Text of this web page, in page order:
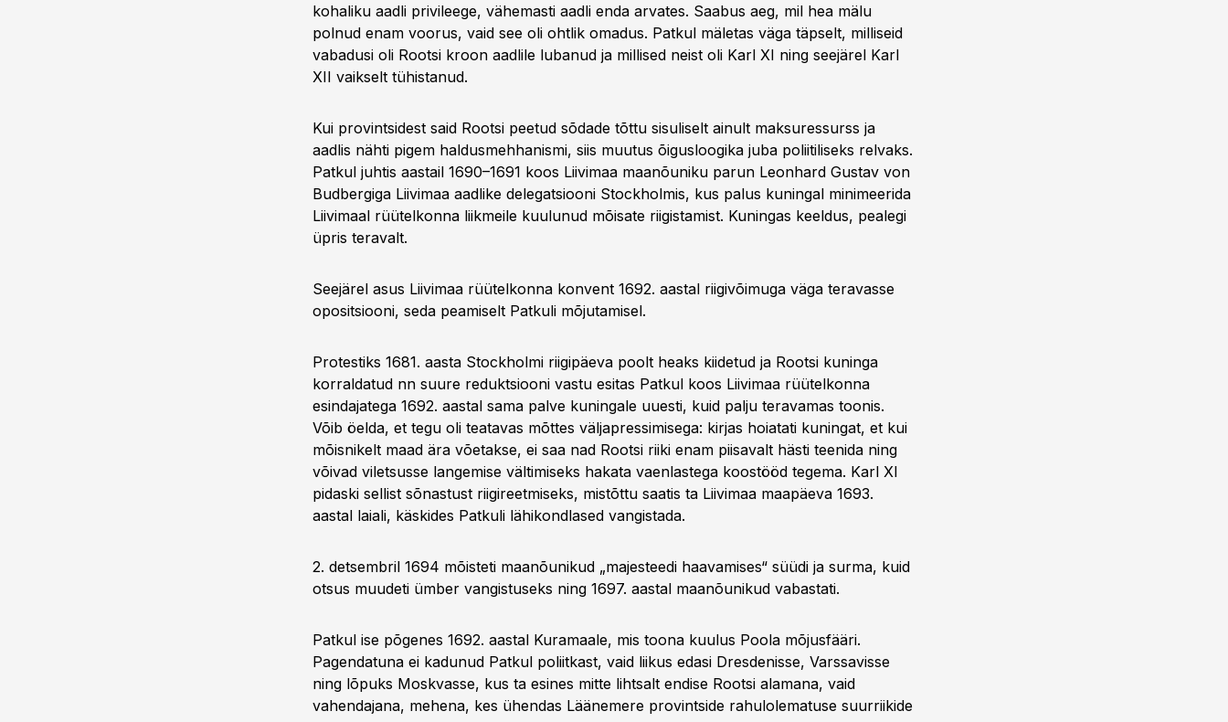
kohaliku aadli privileege, vähemasti aadli enda arvates. Saabus aeg, mil hea mälu
polnud enam voorus, vaid see oli ohtlik omadus. Patkul mäletas väga täpselt, milliseid
vabadusi oli Rootsi kroon aadlile lubanud ja millised neist oli Karl XI ning seejärel Karl
XII vaikselt tühistanud.
Kui provintsidest said Rootsi peetud sõdade tõttu sisuliselt ainult maksu­ressurss ja
aadlis nähti pigem haldusmehhanismi, siis muutus õigusloogika juba poliitiliseks relvaks.
Patkul juhtis aastail 1690–1691 koos Liivimaa maanõuniku parun Leonhard Gustav von
Budbergiga Liivimaa aadlike delegatsiooni Stockholmis, kus palus kuningal minimeerida
Liivimaal rüütelkonna liikmeile kuulunud mõisate riigistamist. Kuningas keeldus, pealegi
üpris teravalt.
Seejärel asus Liivimaa rüütelkonna konvent 1692. aastal riigi­võimuga väga teravasse
opositsiooni, seda peamiselt Patkuli mõjutamisel.
Protestiks 1681. aasta Stockholmi riigi­päeva poolt heaks kiidetud ja Rootsi kuninga
korraldatud nn suure reduktsiooni vastu esitas Patkul koos Liivimaa rüütelkonna
esindajatega 1692. aastal sama palve kuningale uuesti, kuid palju teravamas toonis.
Võib öelda, et tegu oli teatavas mõttes väljapressimisega: kirjas hoiatati kuningat, et kui
mõisnikelt maad ära võetakse, ei saa nad Rootsi riiki enam piisavalt hästi teenida ning
võivad viletsusse langemise vältimiseks hakata vaenlastega koostööd tegema. Karl XI
pidaski sellist sõnastust riigireetmiseks, mistõttu saatis ta Liivimaa maapäeva 1693.
aastal laiali, käskides Patkuli lähikondlased vangistada.
2. detsembril 1694 mõisteti maa­nõunikud „majesteedi haavamises“ süüdi ja surma, kuid
otsus muudeti ümber vangistuseks ning 1697. aastal maanõunikud vabastati.
Patkul ise põgenes 1692. aastal Kuramaale, mis toona kuulus Poola mõjusfääri.
Pagendatuna ei kadunud Patkul poliitkast, vaid liikus edasi Dresdenisse, Varssavisse
ning lõpuks Moskvasse, kus ta esines mitte lihtsalt endise Rootsi alamana, vaid
vahendajana, mehena, kes ühendas Läänemere provint­side rahulolematuse suurriikide